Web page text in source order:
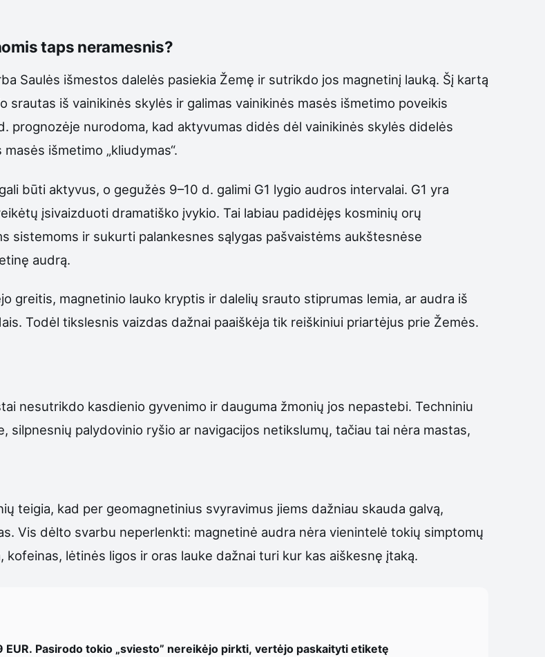
taps neramesnis?
Saulės išmestos dalelės pasiekia Žemę ir sutrikdo jos magnetinį lauką. Šį kartą
iš vainikinės skylės ir galimas vainikinės masės išmetimo poveikis
prognozėje nurodoma, kad aktyvumas didės dėl vainikinės skylės didelės
išmetimo „kliudymas“.
būti aktyvus, o gegužės 9–10 d. galimi G1 lygio audros intervalai. G1 yra
įsivaizduoti dramatiško įvykio. Tai labiau padidėjęs kosminių orų
sistemoms ir sukurti palankesnes sąlygas pašvaistėms aukštesnėse
audrą.
greitis, magnetinio lauko kryptis ir dalelių srauto stiprumas lemia, ar audra iš
Todėl tikslesnis vaizdas dažnai paaiškėja tik reiškiniui priartėjus prie Žemės.
nesutrikdo kasdienio gyvenimo ir dauguma žmonių jos nepastebi. Techniniu
palydovinio ryšio ar navigacijos netikslumų, tačiau tai nėra mastas,
teigia, kad per geomagnetinius svyravimus jiems dažniau skauda galvą,
Vis dėlto svarbu neperlenkti: magnetinė audra nėra vienintelė tokių simptomų
lėtinės ligos ir oras lauke dažnai turi kur kas aiškesnę įtaką.
EUR. Pasirodo tokio „sviesto” nereikėjo pirkti, vertėjo paskaityti etiketę